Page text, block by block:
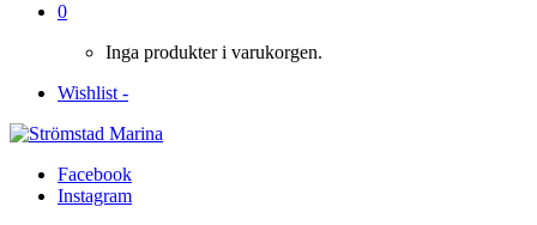
0
Inga produkter i varukorgen.
Wishlist -
Facebook
Instagram